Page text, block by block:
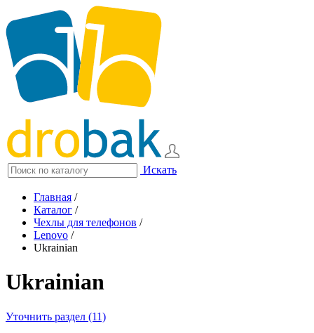
Искать
Главная /
Каталог /
Чехлы для телефонов /
Lenovo /
Ukrainian
Ukrainian
Уточнить раздел (11)